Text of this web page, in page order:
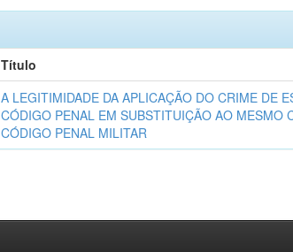
Título
A LEGITIMIDADE DA APLICAÇÃO DO CRIME DE
CÓDIGO PENAL EM SUBSTITUIÇÃO AO MESMO
CÓDIGO PENAL MILITAR